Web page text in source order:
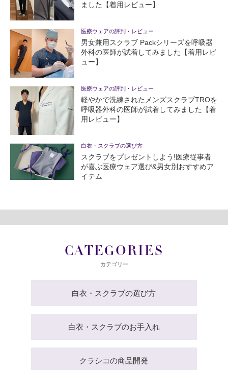
ました【着用レビュー】
医療ウェアの評判・レビュー
男女兼用スクラブ Packシリーズを呼吸器
外科の医師が試着してみました【着用レビ
ュー】
医療ウェアの評判・レビュー
軽やかで洗練されたメンズスクラブTROを
呼吸器外科の医師が試着してみました【着
用レビュー】
白衣・スクラブの選び方
スクラブをプレゼントしよう!医療従事者
が喜ぶ医療ウェア選び&男女別おすすめア
イテム
CATEGORIES
カテゴリー
白衣・スクラブの選び方
白衣・スクラブのお手入れ
クラシコの商品開発